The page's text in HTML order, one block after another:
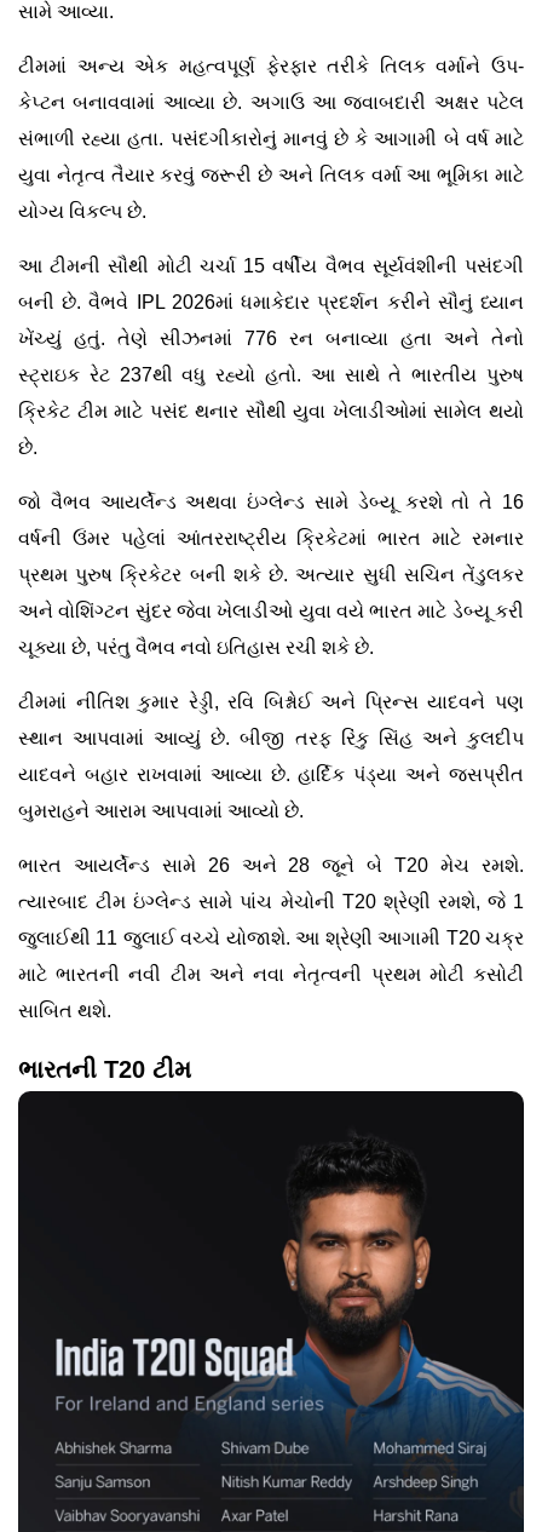
સામે આવ્યા.
ટીમમાં અન્ય એક મહત્વપૂર્ણ ફેરફાર તરીકે તિલક વર્માને ઉપ-
કેપ્ટન બનાવવામાં આવ્યા છે. અગાઉ આ જવાબદારી અક્ષર પટેલ
સંભાળી રહ્યા હતા. પસંદગીકારોનું માનવું છે કે આગામી બે વર્ષ માટે
યુવા નેતૃત્વ તૈયાર કરવું જરૂરી છે અને તિલક વર્મા આ ભૂમિકા માટે
યોગ્ય વિકલ્પ છે.
આ ટીમની સૌથી મોટી ચર્ચા 15 વર્ષીય વૈભવ સૂર્યવંશીની પસંદગી
બની છે. વૈભવે IPL 2026માં ધમાકેદાર પ્રદર્શન કરીને સૌનું ધ્યાન
ખેંચ્યું હતું. તેણે સીઝનમાં 776 રન બનાવ્યા હતા અને તેનો
સ્ટ્રાઇક રેટ 237થી વધુ રહ્યો હતો. આ સાથે તે ભારતીય પુરુષ
ક્રિકેટ ટીમ માટે પસંદ થનાર સૌથી યુવા ખેલાડીઓમાં સામેલ થયો
છે.
જો વૈભવ આયર્લેન્ડ અથવા ઇંગ્લેન્ડ સામે ડેબ્યૂ કરશે તો તે 16
વર્ષની ઉંમર પહેલાં આંતરરાષ્ટ્રીય ક્રિકેટમાં ભારત માટે રમનાર
પ્રથમ પુરુષ ક્રિકેટર બની શકે છે. અત્યાર સુધી સચિન તેંડુલકર
અને વોશિંગ્ટન સુંદર જેવા ખેલાડીઓ યુવા વયે ભારત માટે ડેબ્યૂ કરી
ચૂક્યા છે, પરંતુ વૈભવ નવો ઇતિહાસ રચી શકે છે.
ટીમમાં નીતિશ કુમાર રેડ્ડી, રવિ બિશ્નોઈ અને પ્રિન્સ યાદવને પણ
સ્થાન આપવામાં આવ્યું છે. બીજી તરફ રિંકુ સિંહ અને કુલદીપ
યાદવને બહાર રાખવામાં આવ્યા છે. હાર્દિક પંડ્યા અને જસપ્રીત
બુમરાહને આરામ આપવામાં આવ્યો છે.
ભારત આયર્લેન્ડ સામે 26 અને 28 જૂને બે T20 મેચ રમશે.
ત્યારબાદ ટીમ ઇંગ્લેન્ડ સામે પાંચ મેચોની T20 શ્રેણી રમશે, જે 1
જુલાઈથી 11 જુલાઈ વચ્ચે યોજાશે. આ શ્રેણી આગામી T20 ચક્ર
માટે ભારતની નવી ટીમ અને નવા નેતૃત્વની પ્રથમ મોટી કસોટી
સાબિત થશે.
ભારતની T20 ટીમ